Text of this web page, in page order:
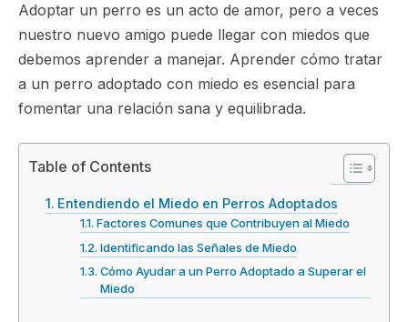
Adoptar un perro es un acto de amor, pero a veces
nuestro nuevo amigo puede llegar con miedos que
debemos aprender a manejar. Aprender cómo tratar
a un perro adoptado con miedo es esencial para
fomentar una relación sana y equilibrada.
Table of Contents
Entendiendo el Miedo en Perros Adoptados
Factores Comunes que Contribuyen al Miedo
Identificando las Señales de Miedo
Cómo Ayudar a un Perro Adoptado a Superar el
Miedo